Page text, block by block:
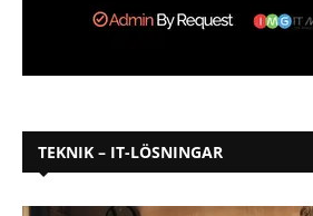
TEKNIK – IT-LÖSNINGAR